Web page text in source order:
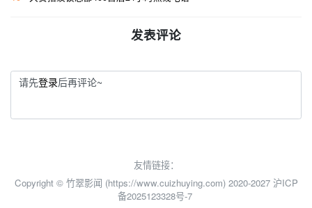
发表评论
请先登录后再评论~
友情链接：
Copyright © 竹翠影闻 (https://www.cuizhuying.com) 2020-2027 沪ICP
备2025123328号-7